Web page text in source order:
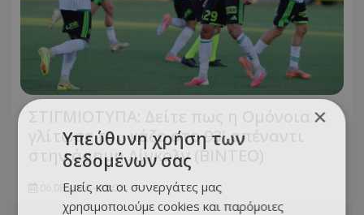
γλίτωσε το... κάζο στο 93' απέναντι
στην άσημη Λίνκολν (ΒΙΝΤΕΟ)
06.08.2026 - 22:07
×
Υπεύθυνη χρήση των
δεδομένων σας
Εμείς και οι συνεργάτες μας
χρησιμοποιούμε cookies και παρόμοιες